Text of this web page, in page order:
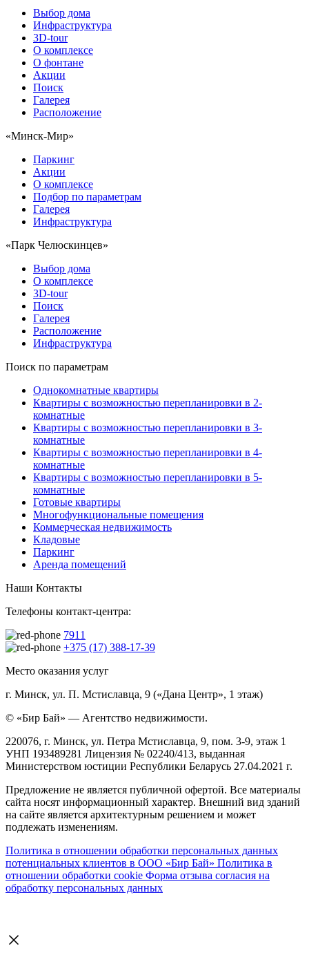
Выбор дома
Инфраструктура
3D-tour
О комплексе
О фонтане
Акции
Поиск
Галерея
Расположение
«Минск-Мир»
Паркинг
Акции
О комплексе
Подбор по параметрам
Галерея
Инфраструктура
«Парк Челюскинцев»
Выбор дома
О комплексе
3D-tour
Поиск
Галерея
Расположение
Инфраструктура
Поиск по параметрам
Однокомнатные квартиры
Квартиры с возможностью перепланировки в 2-
комнатные
Квартиры с возможностью перепланировки в 3-
комнатные
Квартиры с возможностью перепланировки в 4-
комнатные
Квартиры с возможностью перепланировки в 5-
комнатные
Готовые квартиры
Многофункциональные помещения
Коммерческая недвижимость
Кладовые
Паркинг
Аренда помещений
Наши Контакты
Телефоны контакт-центра:
7911
+375 (17) 388-17-39
Место оказания услуг
г. Минск, ул. П. Мстиславца, 9 («Дана Центр», 1 этаж)
© «Бир Бай» — Агентство недвижимости.
220076, г. Минск, ул. Петра Мстиславца, 9, пом. 3-9, этаж 1
УНП 193489281 Лицензия № 02240/413, выданная
Министерством юстиции Республики Беларусь 27.04.2021 г.
Предложение не является публичной офертой. Все материалы
сайта носят информационный характер. Внешний вид зданий
на сайте является архитектурным решением и может
подлежать изменениям.
Политика в отношении обработки персональных данных
потенциальных клиентов в ООО «Бир Бай» Политика в
отношении обработки cookie Форма отзыва согласия на
обработку персональных данных